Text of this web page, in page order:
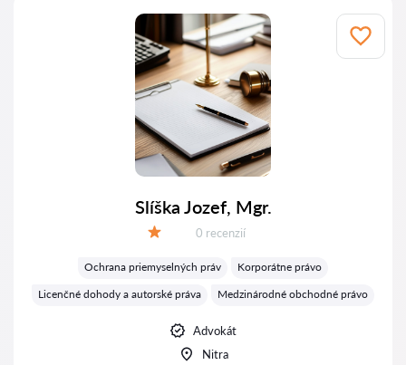
Slíška Jozef, Mgr.
Recenzií:
0 recenzií
Ochrana priemyselných práv
Korporátne právo
Licenčné dohody a autorské práva
Medzinárodné obchodné právo
Advokát
Nitra